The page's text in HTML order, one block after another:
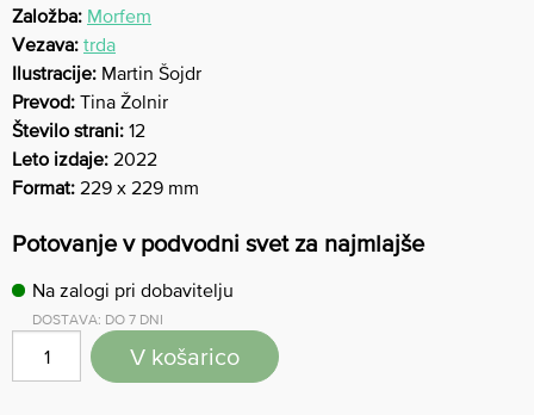
Založba: Morfem
Vezava: trda
Ilustracije: Martin Šojdr
Prevod: Tina Žolnir
Število strani: 12
Leto izdaje: 2022
Format: 229 x 229 mm
Potovanje v podvodni svet za najmlajše
Na zalogi pri dobavitelju
DOSTAVA: DO 7 DNI
V košarico